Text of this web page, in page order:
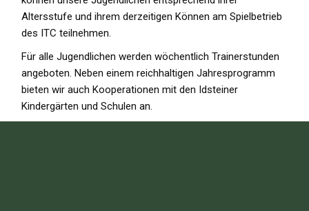
Altersstufe und ihrem derzeitigen Können am Spielbetrieb
des ITC teilnehmen.
Für alle Jugendlichen werden wöchentlich Trainerstunden
angeboten. Neben einem reichhaltigen Jahresprogramm
bieten wir auch Kooperationen mit den Idsteiner
Kindergärten und Schulen an.